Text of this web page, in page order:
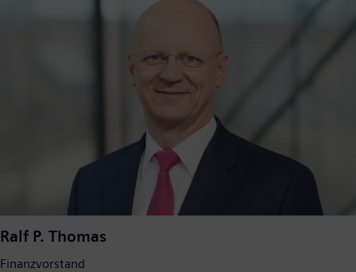
Ralf P. Thomas
Finanzvorstand